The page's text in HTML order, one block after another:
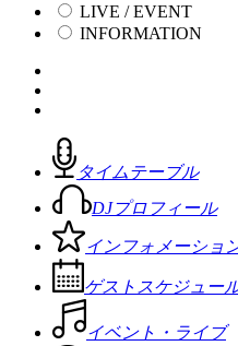
LIVE / EVENT
INFORMATION
タイムテーブル
DJプロフィール
インフォメーショ
ゲストスケジュー
イベント・ライブ